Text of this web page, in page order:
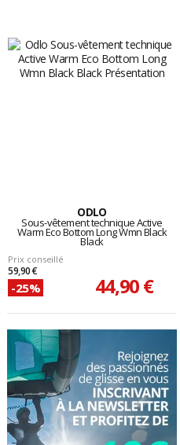
ODLO
Sous-vêtement technique Active
Warm Eco Bottom Long Wmn Black
Black
Prix conseillé
59,90 €
-25% 44,90 €